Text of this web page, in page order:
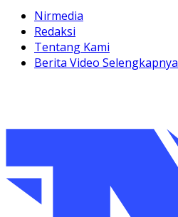
Nirmedia
Redaksi
Tentang Kami
Berita Video Selengkapnya